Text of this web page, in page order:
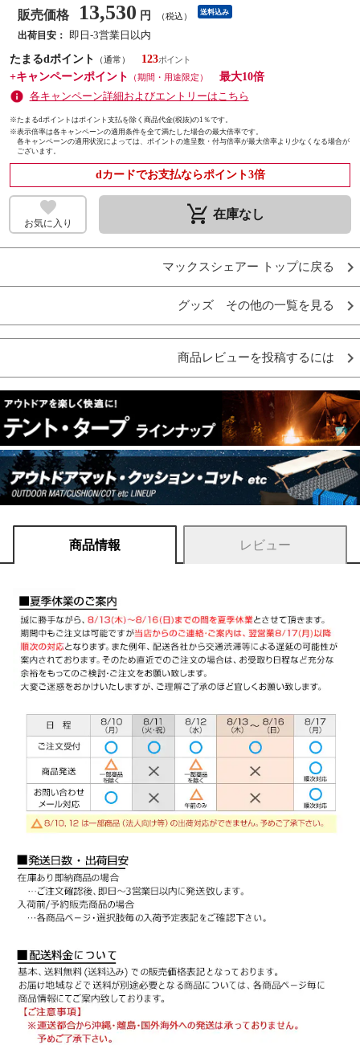
販売価格 13,530 円 （税込） 送料込み
出荷目安：
即日-3営業日以内
たまるdポイント
（通常）
123
+キャンペーンポイント
（期間・用途限定）
最大10倍
各キャンペーン詳細およびエントリーはこちら
※たまるdポイントはポイント支払を除く商品代金(税抜)の1％です。
※表示倍率は各キャンペーンの適用条件を全て満たした場合の最大倍率です。
各キャンペーンの適用状況によっては、ポイントの進呈数・付与倍率が最大倍率より少なくなる場合が
ございます。
dカードでお支払ならポイント3倍
お気に入り remove_shopping_cart 在庫なし
マックスシェアー トップに戻る
グッズ その他の一覧を見る
商品レビューを投稿するには
商品情報 レビュー